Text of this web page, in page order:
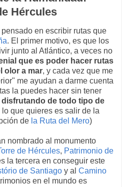
Hércules
en escribir rutas que
. El primer motivo, es que los
junto al Atlántico, a veces no
que es poder hacer rutas
olor a mar, y cada vez que me
me ayudan a darme cuenta
la puedes hacer sin tener
disfrutando de todo tipo de
que quieres es salir de la
de la Ruta del Mero)
nombrado al monumento
de Hércules, Patrimonio de
la tercera en conseguir este
de Santiago y al Camino
en el mundo es